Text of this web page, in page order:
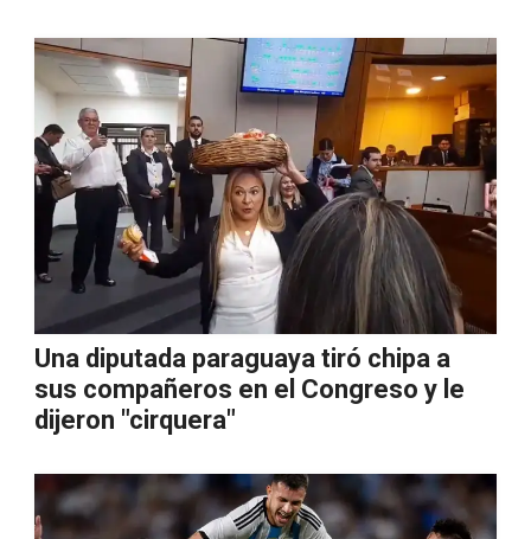
Una diputada paraguaya tiró chipa a
sus compañeros en el Congreso y le
dijeron "cirquera"